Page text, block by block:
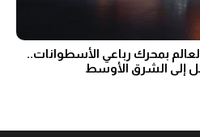
بمحرك رباعي الأسطوانات..